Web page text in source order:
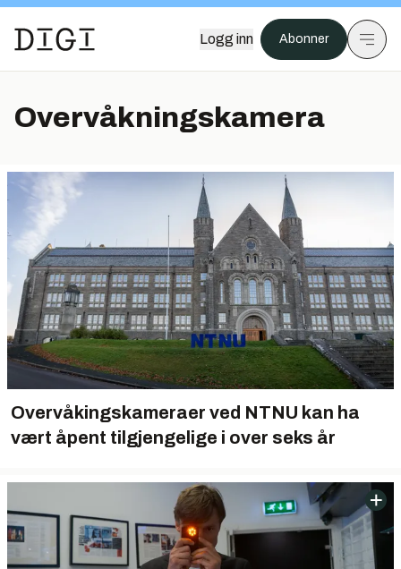
Logg inn Abonner
Overvåkningskamera
Overvåkingskameraer ved NTNU kan ha
vært åpent tilgjengelige i over seks år